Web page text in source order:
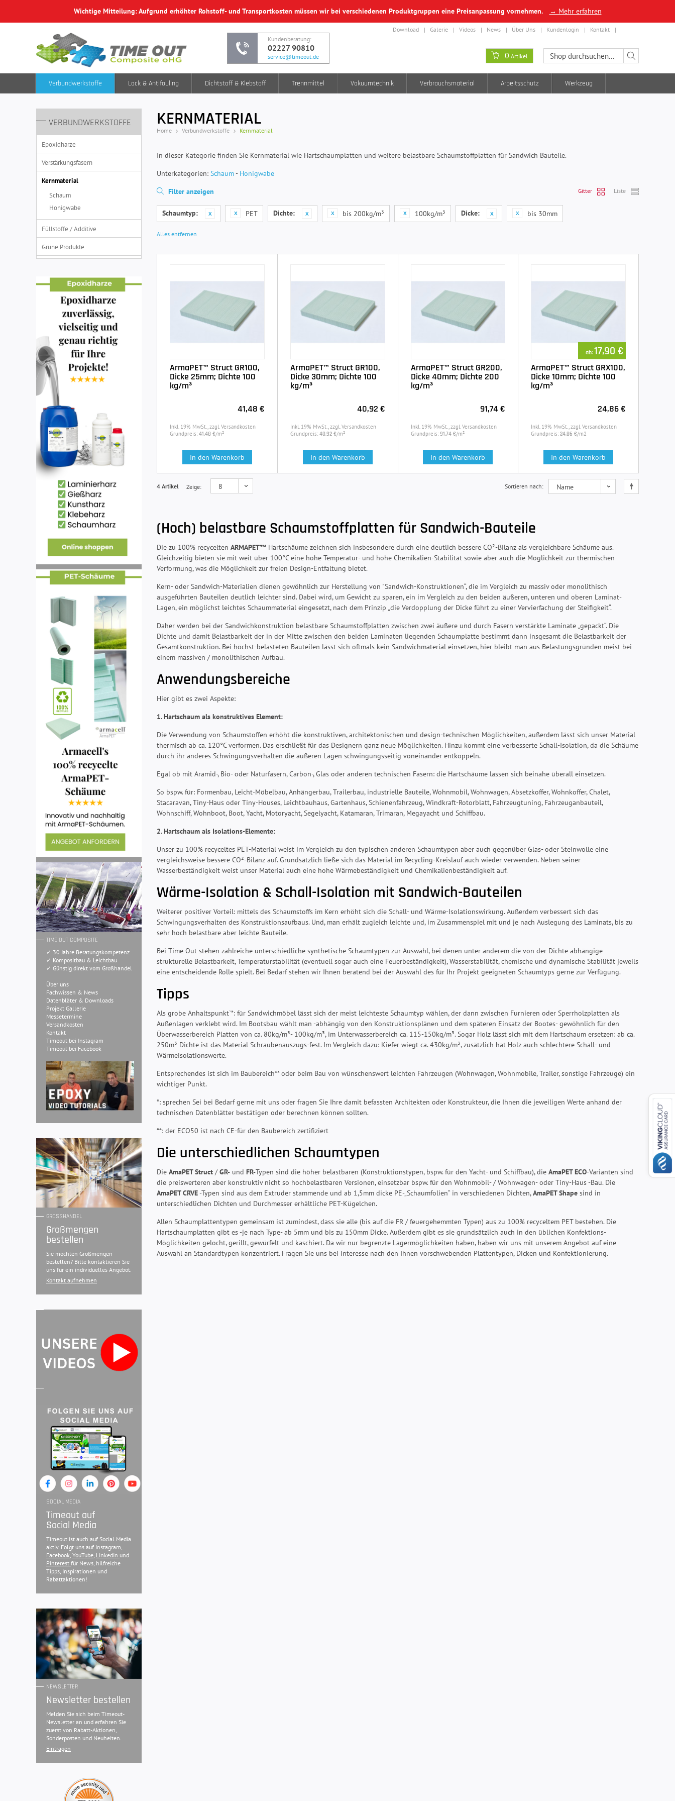
Wichtige Mitteilung: Aufgrund erhöhter Rohstoff- und Transportkosten müssen wir bei verschiedenen Produktgruppen eine Preisanpassung vornehmen. → Mehr erfahren
Kundenberatung:
02227 90810
service@timeout.de
Download Galerie Videos News Über Uns Kundenlogin Kontakt
0 Artikel
Verbundwerkstoffe Lack & Antifouling Dichtstoff & Klebstoff Trennmittel Vakuumtechnik Verbrauchsmaterial Arbeitsschutz Werkzeug
VERBUNDWERKSTOFFE
Epoxidharze
Verstärkungsfasern
Kernmaterial
Schaum
Honigwabe
Füllstoffe / Additive
Grüne Produkte
KERNMATERIAL
Home Verbundwerkstoffe Kernmaterial
In dieser Kategorie finden Sie Kernmaterial wie Hartschaumplatten und weitere belastbare Schaumstoffplatten für Sandwich Bauteile.
Unterkategorien: Schaum- Honigwabe
Filter anzeigen
Gitter Liste
Schaumtyp: PET Dichte: bis 200kg/m³ 100kg/m³ Dicke: bis 30mm
Alles entfernen
ArmaPET™ Struct GR100,
Dicke 25mm; Dichte 100
kg/m³
41,48 €
Inkl. 19% MwSt., zzgl. Versandkosten
Grundpreis: 41,48 €/m²
In den Warenkorb
ArmaPET™ Struct GR100,
Dicke 30mm; Dichte 100
kg/m³
40,92 €
Inkl. 19% MwSt., zzgl. Versandkosten
Grundpreis: 40,92 €/m²
In den Warenkorb
ArmaPET™ Struct GR200,
Dicke 40mm; Dichte 200
kg/m³
91,74 €
Inkl. 19% MwSt., zzgl. Versandkosten
Grundpreis: 91,74 €/m²
In den Warenkorb
ab: 17,90 €
ArmaPET™ Struct GRX100,
Dicke 10mm; Dichte 100
kg/m³
24,86 €
Inkl. 19% MwSt., zzgl. Versandkosten
Grundpreis:24,86 €/m2
In den Warenkorb
Sortieren nach
4 Artikel Zeige
(Hoch) belastbare Schaumstoffplatten für Sandwich-Bauteile
Die zu 100% recycelten ARMAPET™ Hartschäume zeichnen sich insbesondere durch eine deutlich bessere CO²-Bilanz als vergleichbare Schäume aus.
Gleichzeitig bieten sie mit weit über 100°C eine hohe Temperatur- und hohe Chemikalien-Stabilität sowie aber auch die Möglichkeit zur thermischen
Verformung, was die Möglichkeit zur freien Design-Entfaltung bietet.
Kern- oder Sandwich-Materialien dienen gewöhnlich zur Herstellung von "Sandwich-Konstruktionen“, die im Vergleich zu massiv oder monolithisch
ausgeführten Bauteilen deutlich leichter sind. Dabei wird, um Gewicht zu sparen, ein im Vergleich zu den beiden äußeren, unteren und oberen Laminat-
Lagen, ein möglichst leichtes Schaummaterial eingesetzt, nach dem Prinzip „die Verdopplung der Dicke führt zu einer Vervierfachung der Steifigkeit“.
Daher werden bei der Sandwichkonstruktion belastbare Schaumstoffplatten zwischen zwei äußere und durch Fasern verstärkte Laminate „gepackt“. Die
Dichte und damit Belastbarkeit der in der Mitte zwischen den beiden Laminaten liegenden Schaumplatte bestimmt dann insgesamt die Belastbarkeit der
Gesamtkonstruktion. Bei höchst-belasteten Bauteilen lässt sich oftmals kein Sandwichmaterial einsetzen, hier bleibt man aus Belastungsgründen meist bei
einem massiven / monolithischen Aufbau.
Anwendungsbereiche
Hier gibt es zwei Aspekte:
1. Hartschaum als konstruktives Element:
Die Verwendung von Schaumstoffen erhöht die konstruktiven, architektonischen und design-technischen Möglichkeiten, außerdem lässt sich unser Material
thermisch ab ca. 120°C verformen. Das erschließt für das Designern ganz neue Möglichkeiten. Hinzu kommt eine verbesserte Schall-Isolation, da die Schäume
durch ihr anderes Schwingungsverhalten die äußeren Lagen schwingungsseitig voneinander entkoppeln.
Egal ob mit Aramid-, Bio- oder Naturfasern, Carbon-, Glas oder anderen technischen Fasern: die Hartschäume lassen sich beinahe überall einsetzen.
So bspw. für: Formenbau, Leicht-Möbelbau, Anhängerbau, Trailerbau, industrielle Bauteile, Wohnmobil, Wohnwagen, Absetzkoffer, Wohnkoffer, Chalet,
Stacaravan, Tiny-Haus oder Tiny-Houses, Leichtbauhaus, Gartenhaus, Schienenfahrzeug, Windkraft-Rotorblatt, Fahrzeugtuning, Fahrzeuganbauteil,
Wohnschiff, Wohnboot, Boot, Yacht, Motoryacht, Segelyacht, Katamaran, Trimaran, Megayacht und Schiffbau.
2. Hartschaum als Isolations-Elemente:
Unser zu 100% recyceltes PET-Material weist im Vergleich zu den typischen anderen Schaumtypen aber auch gegenüber Glas- oder Steinwolle eine
vergleichsweise bessere CO²-Bilanz auf. Grundsätzlich ließe sich das Material im Recycling-Kreislauf auch wieder verwenden. Neben seiner
Wasserbeständigkeit weist unser Material auch eine hohe Wärmebeständigkeit und Chemikalienbeständigkeit auf.
Wärme-Isolation & Schall-Isolation mit Sandwich-Bauteilen
Weiterer positiver Vorteil: mittels des Schaumstoffs im Kern erhöht sich die Schall- und Wärme-Isolationswirkung. Außerdem verbessert sich das
Schwingungsverhalten des Konstruktionsaufbaus. Und, man erhält zugleich leichte und, im Zusammenspiel mit und je nach Auslegung des Laminats, bis zu
sehr hoch belastbare aber leichte Bauteile.
Bei Time Out stehen zahlreiche unterschiedliche synthetische Schaumtypen zur Auswahl, bei denen unter anderem die von der Dichte abhängige
strukturelle Belastbarkeit, Temperaturstabilität (eventuell sogar auch eine Feuerbeständigkeit), Wasserstabilität, chemische und dynamische Stabilität jeweils
eine entscheidende Rolle spielt. Bei Bedarf stehen wir Ihnen beratend bei der Auswahl des für Ihr Projekt geeigneten Schaumtyps gerne zur Verfügung.
Tipps
Als grobe Anhaltspunkt`*: für Sandwichmöbel lässt sich der meist leichteste Schaumtyp wählen, der dann zwischen Furnieren oder Sperrholzplatten als
Außenlagen verklebt wird. Im Bootsbau wählt man -abhängig von den Konstruktionsplänen und dem späteren Einsatz der Bootes- gewöhnlich für den
Überwasserbereich Platten von ca. 80kg/m³- 100kg/m³, im Unterwasserbereich ca. 115-150kg/m³. Sogar Holz lässt sich mit dem Hartschaum ersetzen: ab ca.
250m³ Dichte ist das Material Schraubenauszugs-fest. Im Vergleich dazu: Kiefer wiegt ca. 430kg/m³, zusätzlich hat Holz auch schlechtere Schall- und
Wärmeisolationswerte.
Entsprechendes ist sich im Baubereich** oder beim Bau von wünschenswert leichten Fahrzeugen (Wohnwagen, Wohnmobile, Trailer, sonstige Fahrzeuge) ein
wichtiger Punkt.
*: sprechen Sei bei Bedarf gerne mit uns oder fragen Sie Ihre damit befassten Architekten oder Konstrukteur, die Ihnen die jeweiligen Werte anhand der
technischen Datenblätter bestätigen oder berechnen können sollten.
**: der ECO50 ist nach CE-für den Baubereich zertifiziert
Die unterschiedlichen Schaumtypen
Die AmaPET Struct /GR- und FR-Typen sind die höher belastbaren (Konstruktionstypen, bspw. für den Yacht- und Schiffbau), die AmaPET ECO-Varianten sind
die preiswerteren aber konstruktiv nicht so hochbelastbaren Versionen, einsetzbar bspw. für den Wohnmobil- / Wohnwagen- oder Tiny-Haus -Bau. Die
AmaPET CRVE-Typen sind aus dem Extruder stammende und ab 1,5mm dicke PE-„Schaumfolien“ in verschiedenen Dichten,AmaPET Shape sind in
unterschiedlichen Dichten und Durchmesser erhältliche PET-Kügelchen.
Allen Schaumplattentypen gemeinsam ist zumindest, dass sie alle (bis auf die FR / feuergehemmten Typen) aus zu 100% recyceltem PET bestehen. Die
Hartschaumplatten gibt es -je nach Type- ab 5mm und bis zu 150mm Dicke. Außerdem gibt es sie grundsätzlich auch in den üblichen Konfektions-
Möglichkeiten gelocht, gerillt, gewürfelt und kaschiert. Da wir nur begrenzte Lagermöglichkeiten haben, haben wir uns mit unserem Angebot auf eine
Auswahl an Standardtypen konzentriert. Fragen Sie uns bei Interesse nach den Ihnen vorschwebenden Plattentypen, Dicken und Konfektionierung.
TIME OUT COMPOSITE
✓ 30 Jahre Beratungskompetenz
✓ Kompositbau & Leichtbau
✓ Günstig direkt vom Großhandel
Über uns
Fachwissen & News
Datenbläter & Downloads
Projekt Gallerie
Messetermine
Versandkosten
Kontakt
Timeout bei Instagram
Timeout bei Facebook
GROSSHANDEL
Großmengen
bestellen
Sie möchten Großmengen
bestellen? Bitte kontaktieren Sie
uns für ein individuelles Angebot.
Kontakt aufnehmen
SOCIAL MEDIA
Timeout auf
Social Media
Timeout ist auch auf Social Media
aktiv. Folgt uns auf Instagram,
Facebook, YouTube, LinkedIn und
Pinterest für News, hilfreiche
Tipps, Inspirationen und
Rabattaktionen!
NEWSLETTER
Newsletter bestellen
Melden Sie sich beim Timeout-
Newsletter an und erfahren Sie
zuerst von Rabatt-Aktionen,
Sonderposten und Neuheiten.
Eintragen